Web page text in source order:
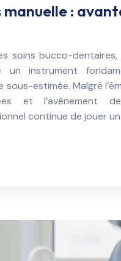
manuelle :
soins bucco-
un instrument
estimée. Malgré
et l’avènement
continue de jouer